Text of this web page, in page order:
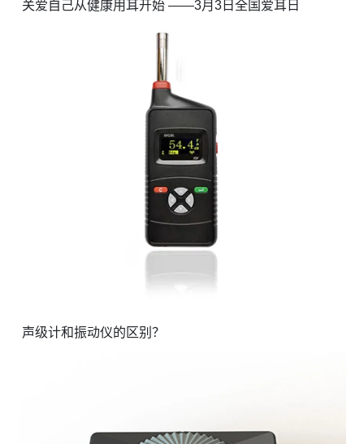
关爱自己从健康用耳开始 ——3月3日全国爱耳日
声级计和振动仪的区别？